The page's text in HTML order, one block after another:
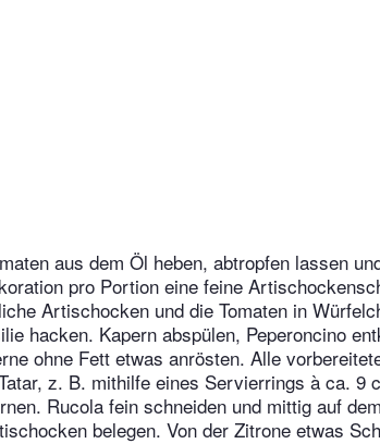
aus dem Öl heben, abtropfen lassen
pro Portion eine feine
Artischocken und die Tomaten in
hacken. Kapern abspülen, Peperoncino
ohne Fett etwas anrösten. Alle
z. B. mithilfe eines Servierrings à ca. 9
Rucola fein schneiden und mittig auf
belegen. Von der Zitrone etwas